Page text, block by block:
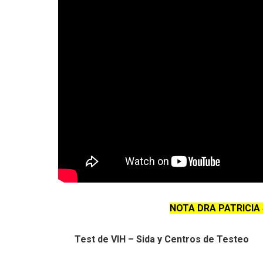
NOTA DRA
Test de VIH – Sida y Centros de Testeo